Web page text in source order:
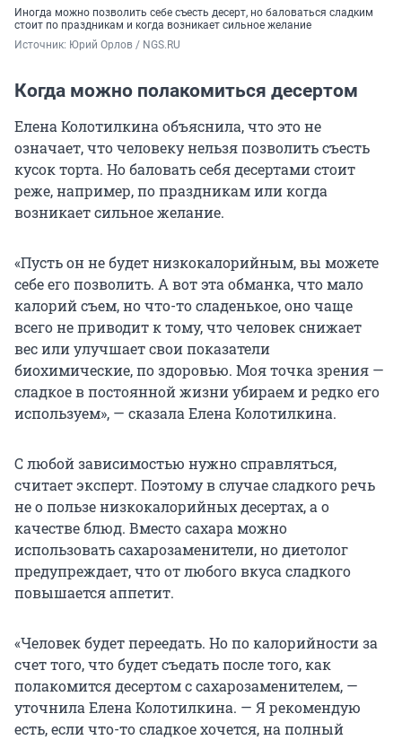
Иногда можно позволить себе съесть десерт, но баловаться сладким
стоит по праздникам и когда возникает сильное желание
Источник: Юрий Орлов / NGS.RU
Когда можно полакомиться десертом
Елена Колотилкина объяснила, что это не
означает, что человеку нельзя позволить съесть
кусок торта. Но баловать себя десертами стоит
реже, например, по праздникам или когда
возникает сильное желание.
«Пусть он не будет низкокалорийным, вы можете
себе его позволить. А вот эта обманка, что мало
калорий съем, но что-то сладенькое, оно чаще
всего не приводит к тому, что человек снижает
вес или улучшает свои показатели
биохимические, по здоровью. Моя точка зрения —
сладкое в постоянной жизни убираем и редко его
используем», — сказала Елена Колотилкина.
С любой зависимостью нужно справляться,
считает эксперт. Поэтому в случае сладкого речь
не о пользе низкокалорийных десертах, а о
качестве блюд. Вместо сахара можно
использовать сахарозаменители, но диетолог
предупреждает, что от любого вкуса сладкого
повышается аппетит.
«Человек будет переедать. Но по калорийности за
счет того, что будет съедать после того, как
полакомится десертом с сахарозаменителем, —
уточнила Елена Колотилкина. — Я рекомендую
есть, если что-то сладкое хочется, на полный